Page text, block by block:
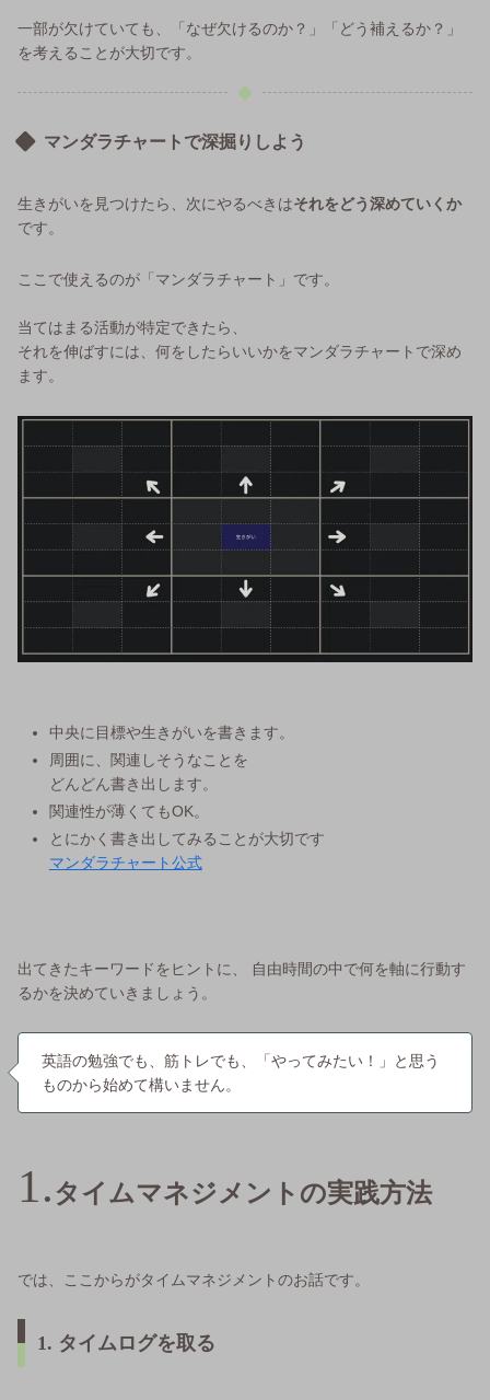
一部が欠けていても、「なぜ欠けるのか？」「どう補えるか？」
を考えることが大切です。
マンダラチャートで深掘りしよう
生きがいを見つけたら、次にやるべきはそれをどう深めていくか
です。
ここで使えるのが「マンダラチャート」です。
当てはまる活動が特定できたら、
それを伸ばすには、何をしたらいいかをマンダラチャートで深め
ます。
中央に目標や生きがいを書きます。
周囲に、関連しそうなことを
どんどん書き出します。
関連性が薄くてもOK。
とにかく書き出してみることが大切です
マンダラチャート公式
出てきたキーワードをヒントに、 自由時間の中で何を軸に行動す
るかを決めていきましょう。
英語の勉強でも、筋トレでも、「やってみたい！」と思う
ものから始めて構いません。
タイムマネジメントの実践方法
では、ここからがタイムマネジメントのお話です。
1. タイムログを取る